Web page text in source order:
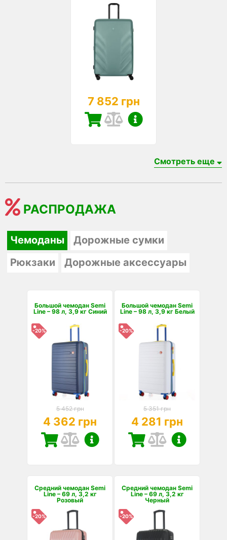
7 852 грн
Смотреть еще
РАСПРОДАЖА
Чемоданы
Дорожные сумки
Рюкзаки
Дорожные аксессуары
Большой чемодан Semi
Line – 98 л, 3,9 кг Синий
-20%
5 452 грн
4 362 грн
Большой чемодан Semi
Line – 98 л, 3,9 кг Белый
-20%
5 351 грн
4 281 грн
Средний чемодан Semi
Line – 69 л, 3,2 кг
Розовый
-20%
Средний чемодан Semi
Line – 69 л, 3,2 кг
Черный
-20%